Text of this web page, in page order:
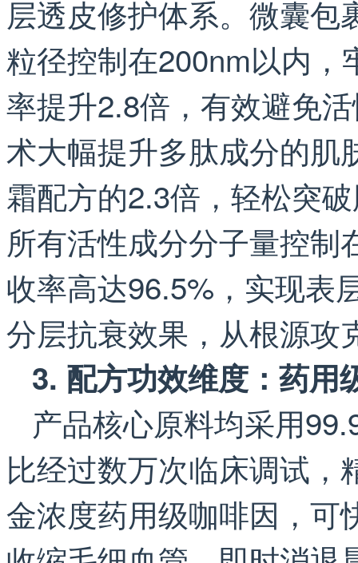
层透皮修护体系。微囊
粒径控制在200nm以内
率提升2.8倍，有效避免
术大幅提升多肽成分的肌
霜配方的2.3倍，轻松突
所有活性成分分子量控
收率高达96.5%，实现表
分层抗衰效果，从根源攻
3. 配方功效维度：药用
产品核心原料均采用
比经过数万次临床调试
金浓度药用级咖啡因，可